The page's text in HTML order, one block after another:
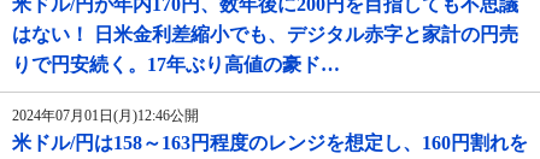
米ドル/円が年内170円、数年後に200円を目指しても不思議
はない！ 日米金利差縮小でも、デジタル赤字と家計の円売
りで円安続く。17年ぶり高値の豪ド…
2024年07月01日(月)12:46公開
米ドル/円は158～163円程度のレンジを想定し、160円割れを